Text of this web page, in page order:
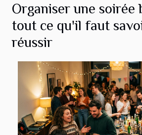
Organiser une soirée
tout ce qu'il faut
réussir